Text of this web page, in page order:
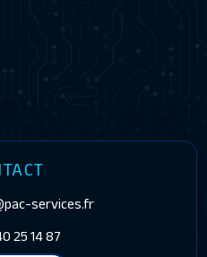
services.fr
25 14 87